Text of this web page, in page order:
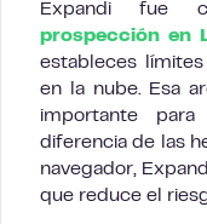
Expandi fue
prospección en
estableces
en la nube. Esa
importante
diferencia de las
navegador,
que reduce el